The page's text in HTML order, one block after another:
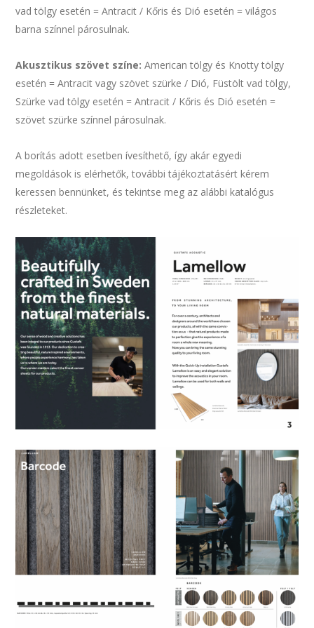
vad tölgy esetén = Antracit / Kőris és Dió esetén = világos
barna színnel párosulnak.
Akusztikus szövet színe: American tölgy és Knotty tölgy
esetén = Antracit vagy szövet szürke / Dió, Füstölt vad tölgy,
Szürke vad tölgy esetén = Antracit / Kőris és Dió esetén =
szövet szürke színnel párosulnak.
A borítás adott esetben ívesíthető, így akár egyedi
megoldások is elérhetők, további tájékoztatásért kérem
keressen bennünket, és tekintse meg az alábbi katalógus
részleteket.